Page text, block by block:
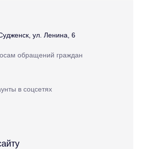
ул. Ленина, 6
обращений граждан
в соцсетях